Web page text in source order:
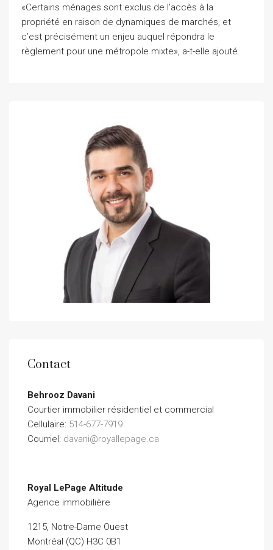
«Certains ménages sont exclus de l’accès à la
propriété en raison de dynamiques de marchés, et
c’est précisément un enjeu auquel répondra le
règlement pour une métropole mixte», a-t-elle ajouté.
Contact
Behrooz Davani
Courtier immobilier résidentiel et commercial
Cellulaire: 514-677-7919
Courriel: davani@royallepage.ca
Royal LePage Altitude
Agence immobilière
1215, Notre-Dame Ouest
Montréal (QC) H3C 0B1